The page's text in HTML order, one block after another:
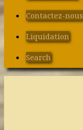
Contactez-nous
Liquidation
Search